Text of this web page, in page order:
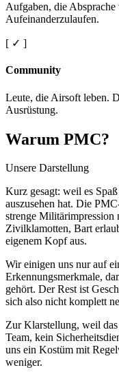
Aufgaben, die
Aufeinanderzulaufen.
[ ✓ ]
Community
Leute, die Airsoft leben.
Ausrüstung.
Warum PMC?
Unsere Darstellung
Kurz gesagt: weil es
auszusehen hat. Die
strenge
Zivilklamotten, Bart
eigenem Kopf aus.
Wir einigen uns nur auf
Erkennungsmerkmale,
gehört. Der Rest ist
sich also nicht komplett
Zur Klarstellung, weil
Team, kein
uns ein Kostüm mit
weniger.